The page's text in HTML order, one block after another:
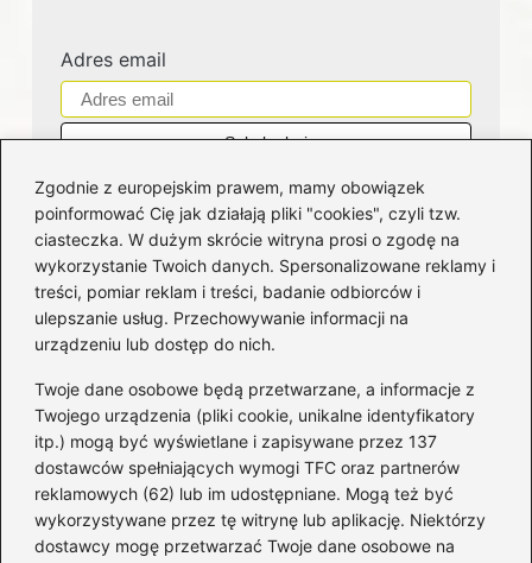
Zgodnie z europejskim prawem, mamy obowiązek
poinformować Cię jak działają pliki "cookies", czyli tzw.
ciasteczka. W dużym skrócie witryna prosi o zgodę na
wykorzystanie Twoich danych. Spersonalizowane reklamy i
treści, pomiar reklam i treści, badanie odbiorców i
ulepszanie usług. Przechowywanie informacji na
urządzeniu lub dostęp do nich.
Twoje dane osobowe będą przetwarzane, a informacje z
Twojego urządzenia (pliki cookie, unikalne identyfikatory
itp.) mogą być wyświetlane i zapisywane przez 137
dostawców spełniających wymogi TFC oraz partnerów
reklamowych (62) lub im udostępniane. Mogą też być
wykorzystywane przez tę witrynę lub aplikację. Niektórzy
dostawcy mogę przetwarzać Twoje dane osobowe na
Adres email
Kategorie
Bankowość (181)
Fundusze
(36)
Giełda(28)
Inwestycje(49)
Rentowność(32)
Rozliczenia(196)
Świadczenia socjalne(59)